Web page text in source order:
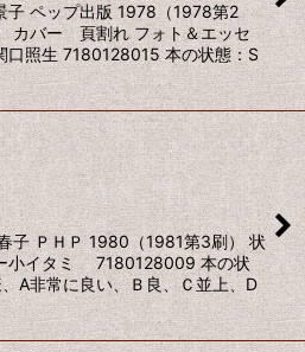
子 ペップ出版 1978（1978第2
カバー 頁割れ フォト＆エッセ
照生 7180128015 本の状態：S
子 ＰＨＰ 1980（1981第3刷） 状
小イタミ 7180128009 本の状
A非常に良い、Ｂ良、Ｃ並上、D